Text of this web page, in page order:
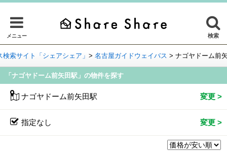
メニュー 検索
索サイト「シェアシェア」 > 名古屋ガイドウェイバス > ナゴヤドーム前
「ナゴヤドーム前矢田駅」の物件を探す
ナゴヤドーム前矢田駅
指定なし